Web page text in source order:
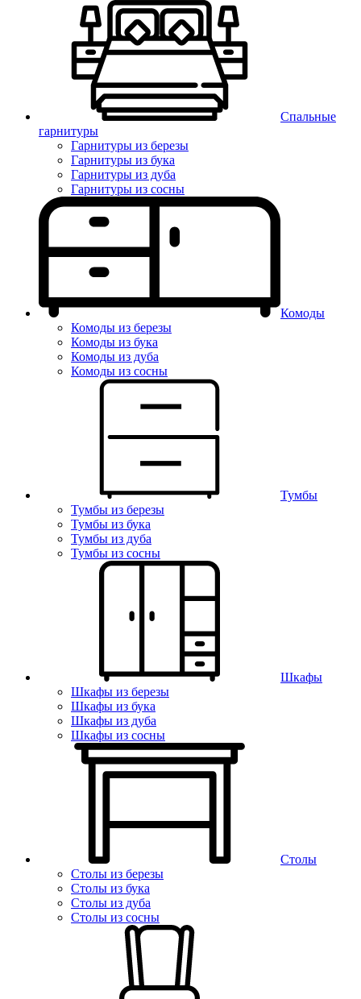
Спальные
гарнитуры
Гарнитуры из березы
Гарнитуры из бука
Гарнитуры из дуба
Гарнитуры из сосны
Комоды
Комоды из березы
Комоды из бука
Комоды из дуба
Комоды из сосны
Тумбы
Тумбы из березы
Тумбы из бука
Тумбы из дуба
Тумбы из сосны
Шкафы
Шкафы из березы
Шкафы из бука
Шкафы из дуба
Шкафы из сосны
Столы
Столы из березы
Столы из бука
Столы из дуба
Столы из сосны